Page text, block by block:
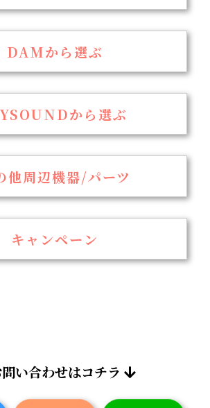
DAMから選ぶ
から選ぶ
他周辺機器/パーツ
キャンペーン
い合わせはコチラ